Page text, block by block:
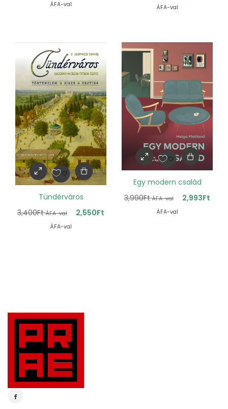
ÁFA-val ÁFA-val
Tündérváros
3,400Ft ÁFA-val 2,550Ft
ÁFA-val
Egy modern család
3,990Ft ÁFA-val 2,993Ft
ÁFA-val